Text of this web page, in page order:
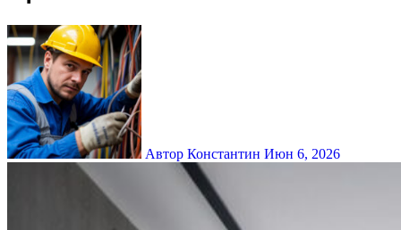
Автор Константин Июн 6, 2026